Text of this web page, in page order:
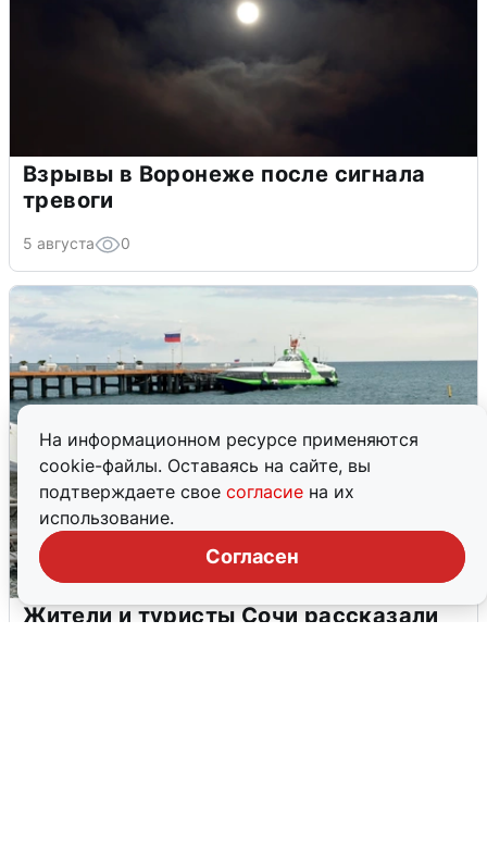
На информационном ресурсе применяются
cookie-файлы. Оставаясь на сайте, вы
подтверждаете свое согласие на их
использование.
Согласен
Взрывы в Воронеже после сигнала
тревоги
5 августа 0
Жители и туристы Сочи рассказали